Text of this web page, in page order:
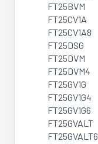
FT25BVM
FT25CV1A
FT25CV1A8
FT25DSG
FT25DVM
FT25DVM4
FT25GV1G
FT25GV1G4
FT25GV1G6
FT25GVALT
FT25GVALT6